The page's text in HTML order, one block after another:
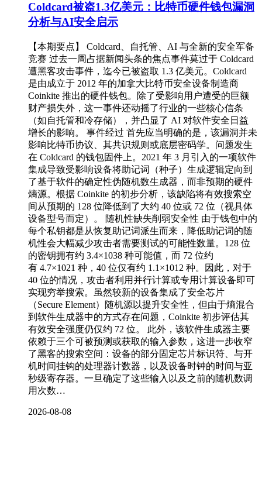
Coldcard被盗1.3亿美元：比特币硬件钱包漏洞
分析与AI安全启示
【本期要点】 Coldcard、自托管、AI 与全新的安全军备
竞赛 过去一周占据新闻头条的焦点事件莫过于 Coldcard
遭黑客攻击事件，迄今已被盗取 1.3 亿美元。Coldcard
是由成立于 2012 年的加拿大比特币安全设备制造商
Coinkite 推出的硬件钱包。除了受影响用户遭受的巨额
财产损失外，这一事件还动摇了行业的一些核心信条
（如自托管和冷存储），并凸显了 AI 对软件安全日益
增长的影响。 事件经过 首先应当明确的是，该漏洞并未
影响比特币协议、其共识规则或底层密码学。问题发生
在 Coldcard 的钱包固件上。2021 年 3 月引入的一项软件
集成导致受影响设备将助记词（种子）生成逻辑定向到
了基于软件的确定性伪随机数生成器，而非预期的硬件
熵源。根据 Coinkite 的初步分析，该缺陷将有效搜索空
间从预期的 128 位降低到了大约 40 位或 72 位（视具体
设备型号而定）。 随机性缺失削弱安全性 由于钱包中的
每个私钥都是从恢复助记词派生而来，降低助记词的随
机性会大幅减少攻击者需要测试的可能性数量。128 位
的密钥拥有约 3.4×1038 种可能值，而 72 位约
有 4.7×1021 种，40 位仅有约 1.1×1012 种。因此，对于
40 位的情况，攻击者利用并行计算或专用计算设备即可
实现穷举搜索。虽然较新的设备集成了安全芯片
（Secure Element）随机源以提升安全性，但由于熵混合
到软件生成器中的方式存在问题，Coinkite 初步评估其
有效安全强度仍仅约 72 位。 此外，该软件生成器主要
依赖于三个可被预测或获取的输入参数，这进一步收窄
了黑客的搜索空间：设备的部分固定芯片标识符、与开
机时间挂钩的处理器计数器，以及设备时钟的时间与亚
秒级寄存器。一旦确定了这些输入以及之前的随机数调
用次数…
2026-08-08